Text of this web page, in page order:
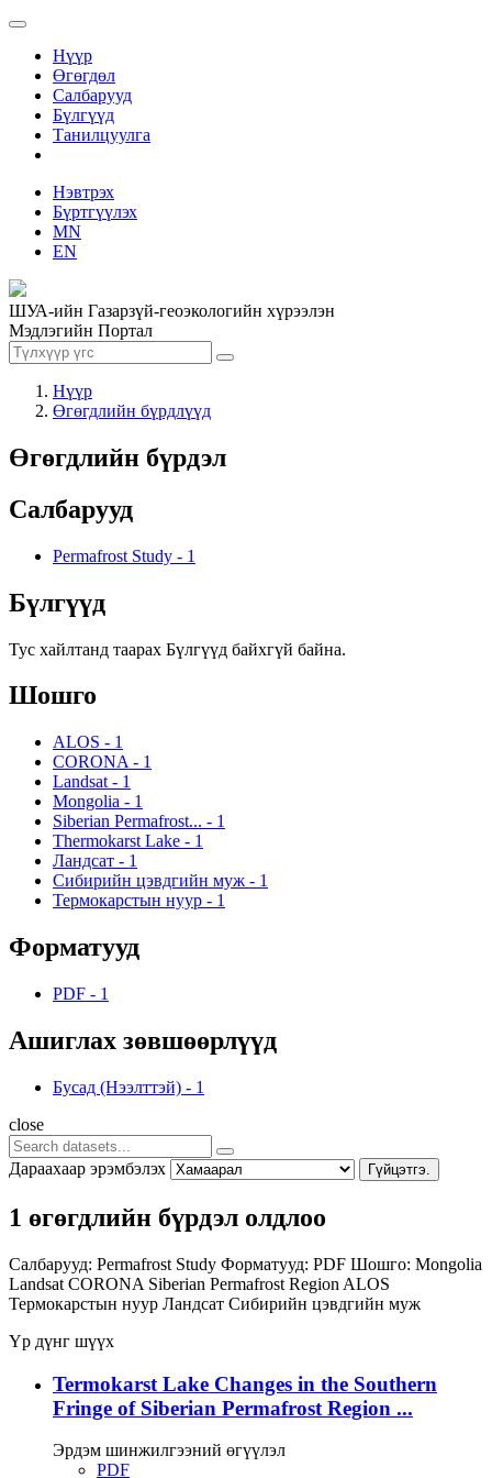
Нүүр
Өгөгдөл
Салбарууд
Бүлгүүд
Танилцуулга
Нэвтрэх
Бүртгүүлэх
MN
EN
ШУА-ийн Газарзүй-геоэкологийн хүрээлэн
Мэдлэгийн Портал
Нүүр
Өгөгдлийн бүрдлүүд
Өгөгдлийн бүрдэл
Салбарууд
Permafrost Study - 1
Бүлгүүд
Тус хайлтанд таарах Бүлгүүд байхгүй байна.
Шошго
ALOS - 1
CORONA - 1
Landsat - 1
Mongolia - 1
Siberian Permafrost... - 1
Thermokarst Lake - 1
Ландсат - 1
Сибирийн цэвдгийн муж - 1
Термокарстын нуур - 1
Форматууд
PDF - 1
Ашиглах зөвшөөрлүүд
Бусад (Нээлттэй) - 1
close
Дараахаар эрэмбэлэх Гүйцэтгэ.
1 өгөгдлийн бүрдэл олдлоо
Салбарууд: Permafrost Study Форматууд: PDF Шошго: Mongolia
Landsat CORONA Siberian Permafrost Region ALOS
Термокарстын нуур Ландсат Сибирийн цэвдгийн муж
Үр дүнг шүүх
Termokarst Lake Changes in the Southern
Fringe of Siberian Permafrost Region ...
Эрдэм шинжилгээний өгүүлэл
PDF